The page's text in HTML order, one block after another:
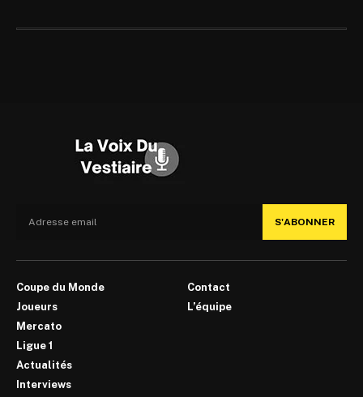
S'ABONNER
Coupe du Monde
Joueurs
Mercato
Ligue 1
Actualités
Interviews
Contact
L’équipe